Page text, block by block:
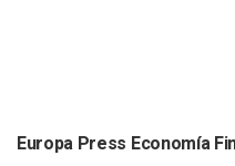
Europa Press Economía